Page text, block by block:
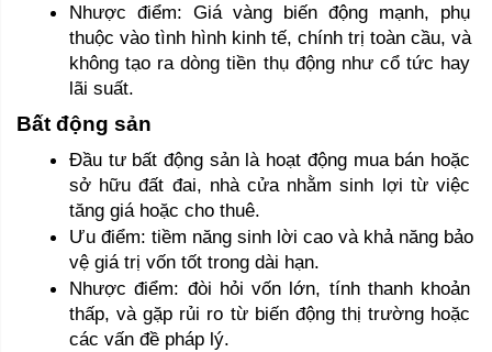
Nhược điểm: Giá vàng biến động mạnh, phụ
thuộc vào tình hình kinh tế, chính trị toàn cầu, và
không tạo ra dòng tiền thụ động như cổ tức hay
lãi suất.
Bất động sản
Đầu tư bất động sản là hoạt động mua bán hoặc
sở hữu đất đai, nhà cửa nhằm sinh lợi từ việc
tăng giá hoặc cho thuê.
Ưu điểm: tiềm năng sinh lời cao và khả năng bảo
vệ giá trị vốn tốt trong dài hạn.
Nhược điểm: đòi hỏi vốn lớn, tính thanh khoản
thấp, và gặp rủi ro từ biến động thị trường hoặc
các vấn đề pháp lý.